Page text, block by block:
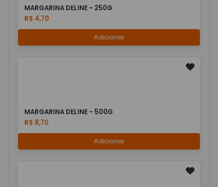
MARGARINA DELINE - 250G
R$ 4,70
Adicionar
MARGARINA DELINE - 500G
R$ 8,70
Adicionar